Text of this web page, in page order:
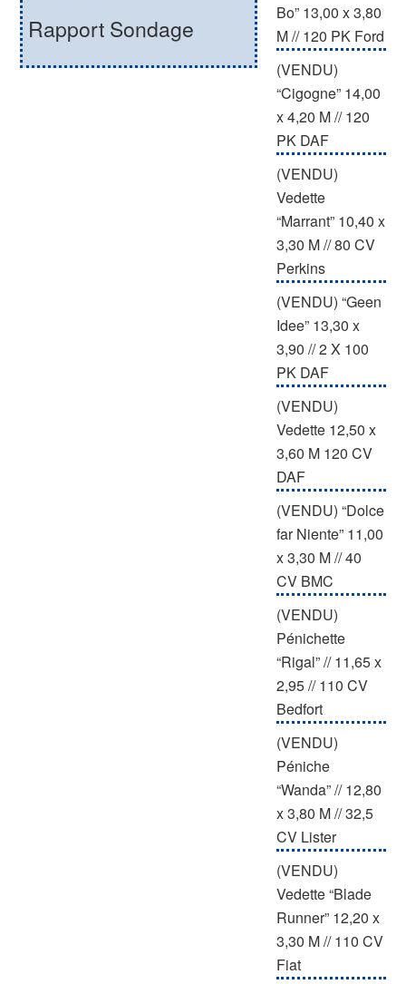
Rapport Sondage
Bo” 13,00 x 3,80
M // 120 PK Ford
(VENDU)
“Cigogne” 14,00
x 4,20 M // 120
PK DAF
(VENDU)
Vedette
“Marrant” 10,40 x
3,30 M // 80 CV
Perkins
(VENDU) “Geen
Idee” 13,30 x
3,90 // 2 X 100
PK DAF
(VENDU)
Vedette 12,50 x
3,60 M 120 CV
DAF
(VENDU) “Dolce
far Niente” 11,00
x 3,30 M // 40
CV BMC
(VENDU)
Pénichette
“Rigal” // 11,65 x
2,95 // 110 CV
Bedfort
(VENDU)
Péniche
“Wanda” // 12,80
x 3,80 M // 32,5
CV Lister
(VENDU)
Vedette “Blade
Runner” 12,20 x
3,30 M // 110 CV
Fiat